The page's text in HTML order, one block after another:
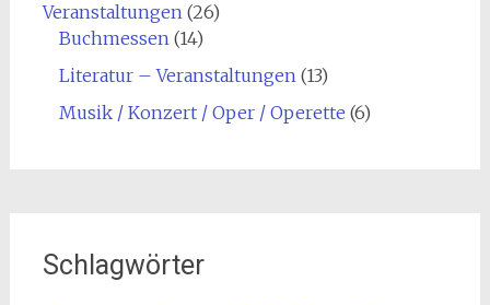
Veranstaltungen(26)
Buchmessen(14)
Literatur – Veranstaltungen(13)
Musik / Konzert / Oper / Operette (6)
Schlagwörter